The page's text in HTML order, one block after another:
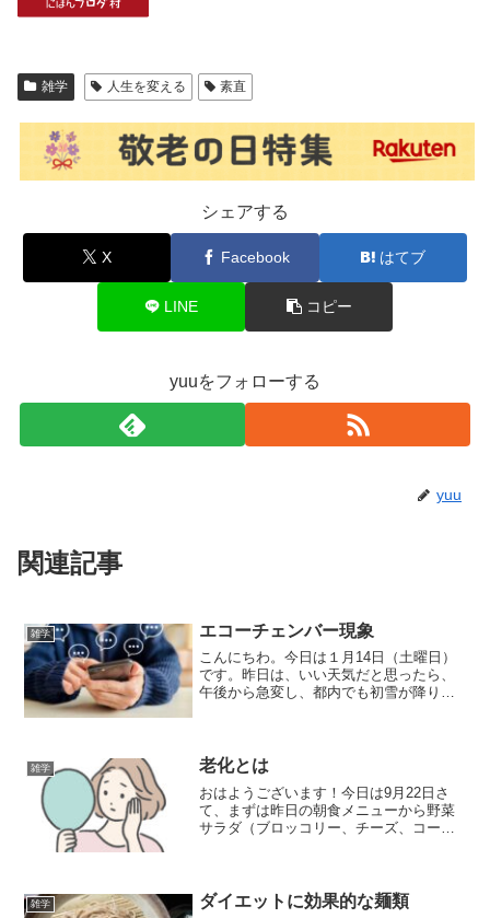
雑学 人生を変える 素直
シェアする
X Facebook はてブ
LINE コピー
yuuをフォローする
yuu
関連記事
雑学 エコーチェンバー現象
こんにちわ。今日は１月14日（土曜日）
です。昨日は、いい天気だと思ったら、
午後から急変し、都内でも初雪が降りま
ます。皆様いかがお過ご...
雑学 老化とは
おはようございます！今日は9月22日さ
て、まずは昨日の朝食メニューから野菜
サラダ（ブロッコリー、チーズ、コー
グ（塩、酢、胡椒、エキスト...
雑学 ダイエットに効果的な麺類